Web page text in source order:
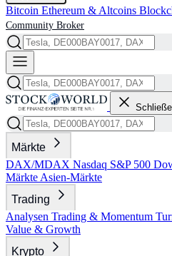
Bitcoin Ethereum & Altcoins
Community Broker
Märkte
DAX/MDAX Nasdaq S&P 500
Märkte Asien-Märkte
Trading
Analysen Trading & Momentum
Value & Growth
Krypto